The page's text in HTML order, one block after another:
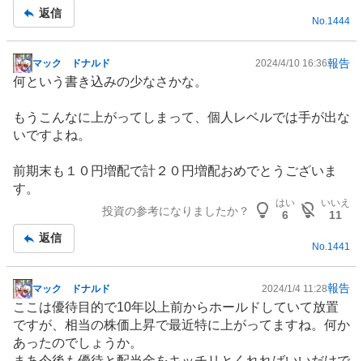
事
返信
No.1444
掲
示
記
事
マック ドナルド 2024/4/10 16:36報告
何という書き込みの少なさかな。
もうこんなに上がってしまって、個人レベルでは手が出な
いですよね。
前期末も１０円増配で計２０円増配おめでとうございま
す。
投資の参考になりましたか？
はい
6
いいえ
11
返信
No. 1441
掲
示
板
記
マック ドナルド 2024/1/4 11:28報告
ここは優待目的で10年以上前からホールドしていて放置
ですが、相当の株価上昇で最近特に上がってますね。何か
あったのでしょうか。